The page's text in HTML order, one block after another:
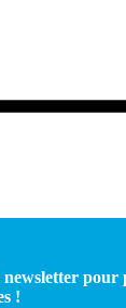
newsletter pour
!